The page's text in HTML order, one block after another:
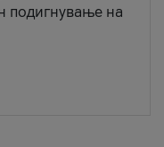
подигнување на